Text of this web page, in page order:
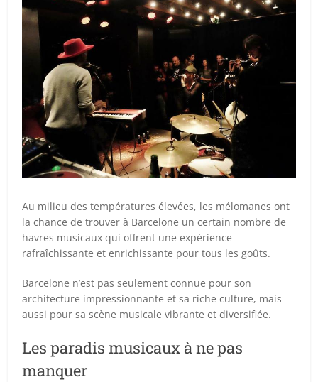
Au milieu des températures élevées, les mélomanes ont
la chance de trouver à Barcelone un certain nombre de
havres musicaux qui offrent une expérience
rafraîchissante et enrichissante pour tous les goûts.
Barcelone n’est pas seulement connue pour son
architecture impressionnante et sa riche culture, mais
aussi pour sa scène musicale vibrante et diversifiée.
Les paradis musicaux à ne pas
manquer